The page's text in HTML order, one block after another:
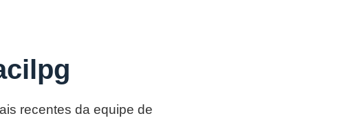
recentes da equipe de